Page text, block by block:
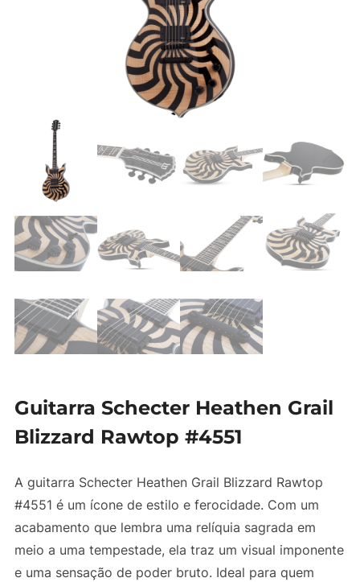
Guitarra Schecter Heathen Grail
Blizzard Rawtop #4551
A guitarra Schecter Heathen Grail Blizzard Rawtop
#4551 é um ícone de estilo e ferocidade. Com um
acabamento que lembra uma relíquia sagrada em
meio a uma tempestade, ela traz um visual imponente
e uma sensação de poder bruto. Ideal para quem